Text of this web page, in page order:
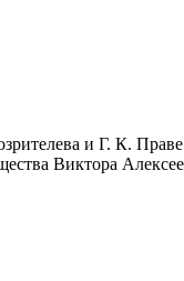
и Г. К.
Виктора